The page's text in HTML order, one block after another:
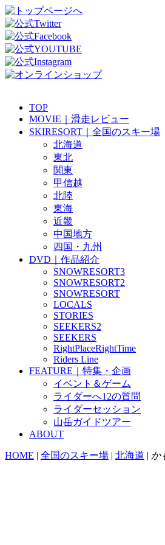
TOP
MOVIE｜滑走レビュー
SKIRESORT｜全国のスキー場
北海道
東北
関東
甲信越
北陸
東海
近畿
中国地方
四国・九州
DVD｜作品紹介
SNOWRESORT3
SNOWRESORT2
SNOWRESORT
LOCALS
STORIES
SEEKERS2
SEEKERS
RightPlaceRightTime
Riders Line
FEATURE｜特集・企画
イベント＆ゲーム
ライダーへ12の質問
ライダーセッション
山岳ガイドツアー
ABOUT
HOME | 全国のスキー場 | 北海道 | か